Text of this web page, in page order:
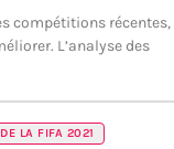
compétitions récentes,
L’analyse des
LA FIFA 2021